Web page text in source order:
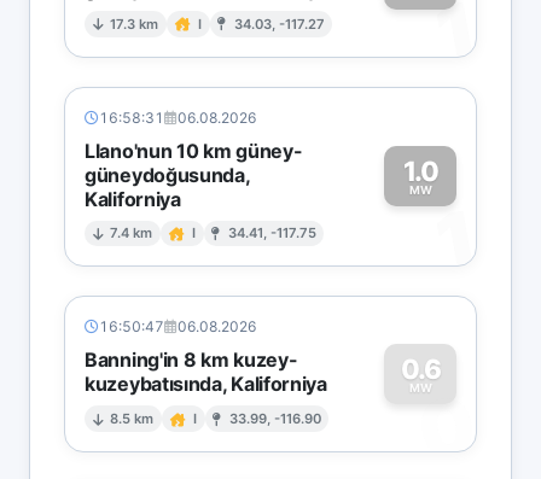
17.3 km I 34.03, -117.27 1
16:58:31 06.08.2026
Llano'nun 10 km güney-
güneydoğusunda,
Kaliforniya
7.4 km I 34.41, -117.75
1.0
MW
1
16:50:47 06.08.2026
Banning'in 8 km kuzey-
kuzeybatısında, Kaliforniya
8.5 km I 33.99, -116.90
0.6
MW
0